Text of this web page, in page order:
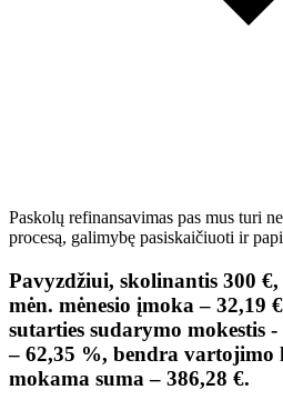
Paskolų refinansavimas pas mus turi
procesą, galimybę pasiskaičiuoti ir
Pavyzdžiui, skolinantis 300
mėn. mėnesio įmoka – 32,19
sutarties sudarymo mokestis
– 62,35 %, bendra vartojimo
mokama suma – 386,28 €.